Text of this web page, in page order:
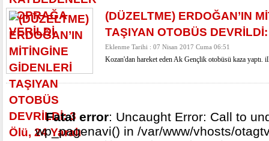
(DÜZELTME) ERDOĞAN’IN
TAŞIYAN OTOBÜS
Eklenme Tarihi : 07 Nisan 2017 Cuma 06:51
Kozan'dan hareket eden Ak Gençlik otobüsü kaza yaptı.
Fatal error: Uncaught Error: Call to
wp_pagenavi() in /var/www/vhosts/